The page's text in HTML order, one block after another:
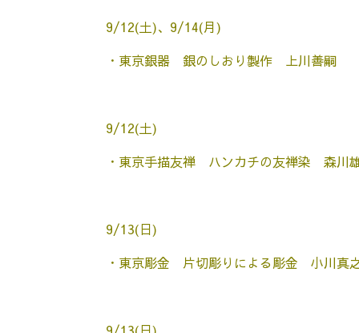
9/12(土)、9/14(月)
・東京銀器 銀のしおり製作 上川善嗣
9/12(土)
・東京手描友禅 ハンカチの友禅染 森川
9/13(日)
・東京彫金 片切彫りによる彫金 小川真